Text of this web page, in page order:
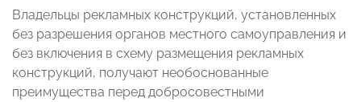
Владельцы рекламных конструкций, установленных
без разрешения органов местного самоуправления и
без включения в схему размещения рекламных
конструкций, получают необоснованные
преимущества перед добросовестными